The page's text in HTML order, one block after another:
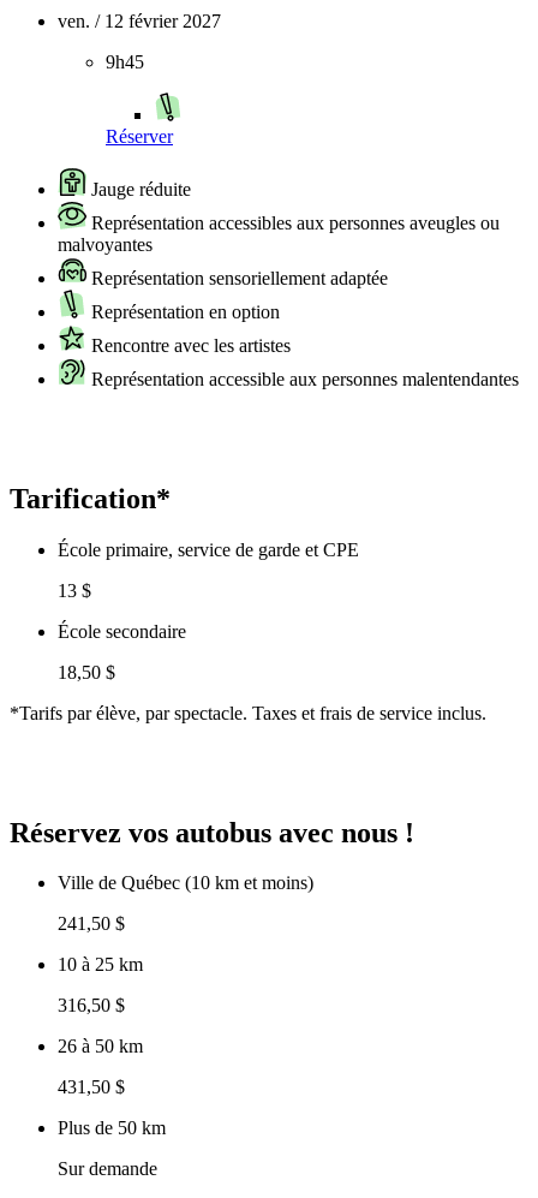
ven. / 12 février 2027
9h45
Réserver
Jauge réduite
Représentation accessibles aux personnes aveugles ou
malvoyantes
Représentation sensoriellement adaptée
Représentation en option
Rencontre avec les artistes
Représentation accessible aux personnes malentendantes
Tarification*
École primaire, service de garde et CPE
13 $
École secondaire
18,50 $
*Tarifs par élève, par spectacle. Taxes et frais de service inclus.
Réservez vos autobus avec nous !
Ville de Québec (10 km et moins)
241,50 $
10 à 25 km
316,50 $
26 à 50 km
431,50 $
Plus de 50 km
Sur demande